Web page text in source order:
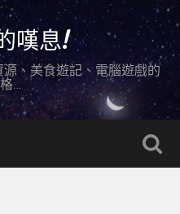
嘆息!
、美食遊記、電腦遊戲的
…